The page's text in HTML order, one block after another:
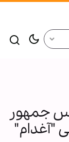
جمهور
"آغدام"